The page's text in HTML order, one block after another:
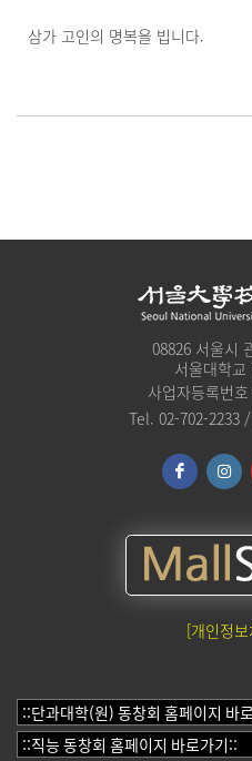
삼가 고인의 명복을 빕니다.
08826 서울시
서울대학교
사업자등록번
Tel. 02-702-2233
[개인정